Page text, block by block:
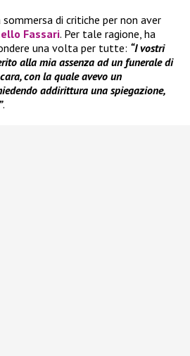
di critiche per non aver
Fassari. Per tale ragione, ha
una volta per tutte: “I vostri
alla mia assenza ad un funerale di
con la quale avevo un
addirittura una spiegazione,
.